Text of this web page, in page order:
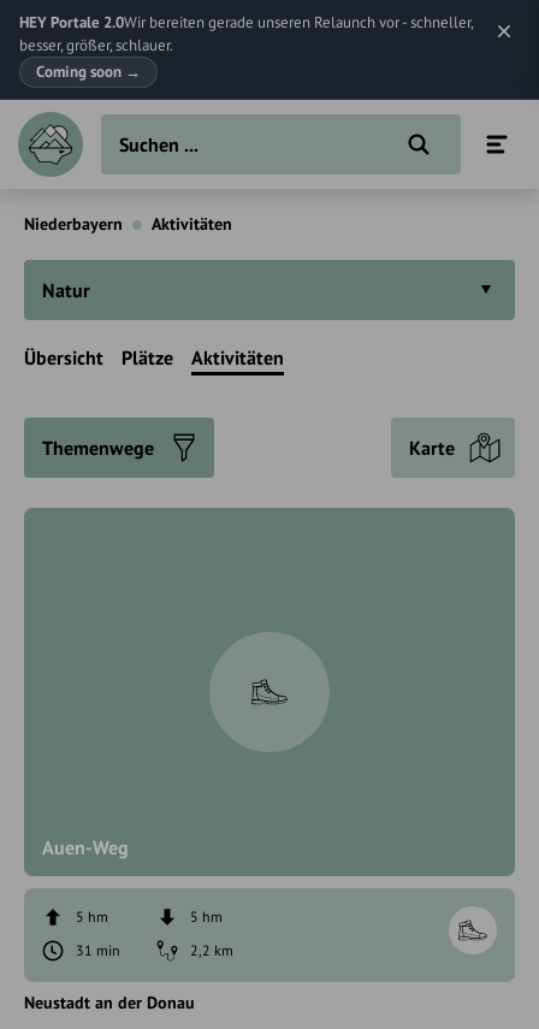
HEY Portale 2.0Wir bereiten gerade unseren Relaunch vor - schneller,
besser, größer, schlauer.
Coming soon →
Niederbayern Aktivitäten
Natur
Übersicht Plätze Aktivitäten
Themenwege Karte
Auen-Weg
5 hm
5 hm
31 min
2,2 km
Neustadt an der Donau